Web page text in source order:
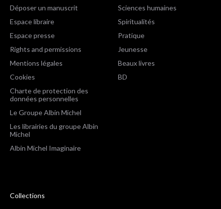
Déposer un manuscrit
Espace libraire
Espace presse
Rights and permissions
Mentions légales
Cookies
Charte de protection des
données personnelles
Le Groupe Albin Michel
Les librairies du groupe Albin
Michel
Albin Michel Imaginaire
Sciences humaines
Spiritualités
Pratique
Jeunesse
Beaux livres
BD
Collections